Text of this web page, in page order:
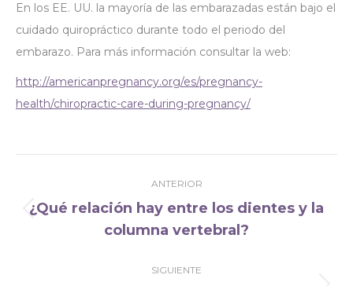
En los EE. UU. la mayoría de las embarazadas están bajo el
cuidado quiropráctico durante todo el periodo del
embarazo. Para más información consultar la web:
http://americanpregnancy.org/es/pregnancy-
health/chiropractic-care-during-pregnancy/
publicaciones
ANTERIOR
¿Qué relación hay entre los dientes y la
columna vertebral?
SIGUIENTE